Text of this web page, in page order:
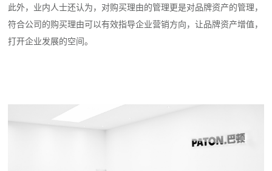
此外，业内人士还认为，对购买理由的管理更是对品牌资产的管理，
符合公司的购买理由可以有效指导企业营销方向，让品牌资产增值，
打开企业发展的空间。